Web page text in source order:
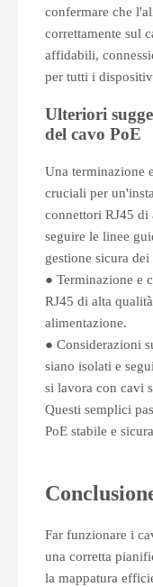
confermare che
correttamente sul
affidabili,
per tutti i
Ulteriori
del cavo PoE
Una terminazione
cruciali per
connettori RJ45 di
seguire le linee
gestione sicura
● Terminazione e
RJ45 di alta
alimentazione.
● Considerazioni
siano isolati e
si lavora con cavi
Questi semplici
PoE stabile e
Far funzionare i
una corretta
la mappatura